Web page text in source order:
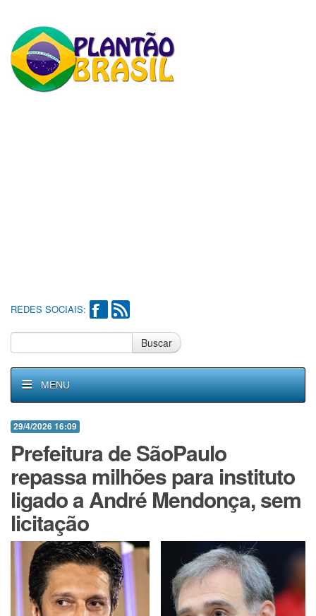
REDES SOCIAIS:
Buscar
MENU
29/4/2026 16:09
Prefeitura de SãoPaulo
repassa milhões para instituto
ligado a André Mendonça, sem
licitação